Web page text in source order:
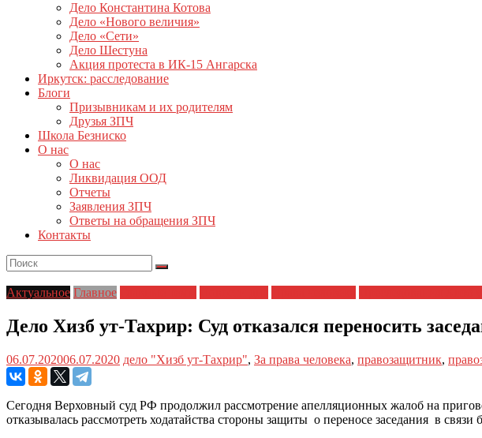
Дело Константина Котова
Дело «Нового величия»
Дело «Сети»
Дело Шестуна
Акция протеста в ИК-15 Ангарска
Иркутск: расследование
Блоги
Призывникам и их родителям
Друзья ЗПЧ
Школа Безниско
О нас
О нас
Ликвидация ООД
Отчеты
Заявления ЗПЧ
Ответы на обращения ЗПЧ
Контакты
Актуальное Главное
Дело Хизб ут-Тахрир: Суд отказался переносить
06.07.202006.07.2020 дело "Хизб ут-Тахрир", За права человека, правозащитник,
Сегодня Верховный суд РФ продолжил рассмотрение апелляционных жалоб на
отказывалась рассмотреть ходатайства стороны защиты о переносе заседания в связи